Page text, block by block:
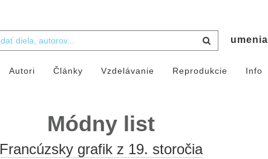
umenia
Autori Články Vzdelávanie Reprodukcie Info
Módny list
Francúzsky grafik z 19. storočia